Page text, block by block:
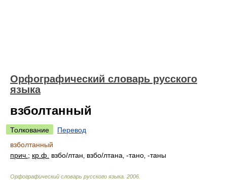
Орфографический словарь русского
языка
взболтанный
Толкование
Перевод
взболтанный
прич. ; кр.ф. взбо/лтан‚ взбо/лтана‚ -тано‚ -таны
Орфографический словарь русского языка 2006